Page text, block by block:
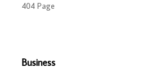
404 Page
Business